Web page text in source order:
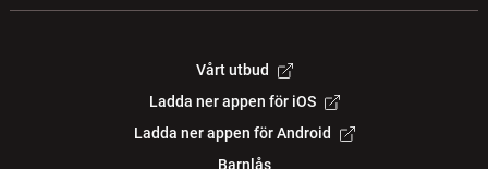
Vårt utbud
Ladda ner appen för iOS
Ladda ner appen för Android
Barnlås